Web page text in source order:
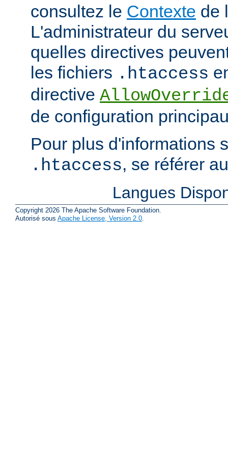
consultez le Contexte de
L'administrateur du
quelles directives
les fichiers .htaccess
directive
de configuration
Pour plus d'informations
.htaccess, se référer
Langues
Copyright 2026 The Apache Software Foundation.
Autorisé sous Apache License, Version 2.0